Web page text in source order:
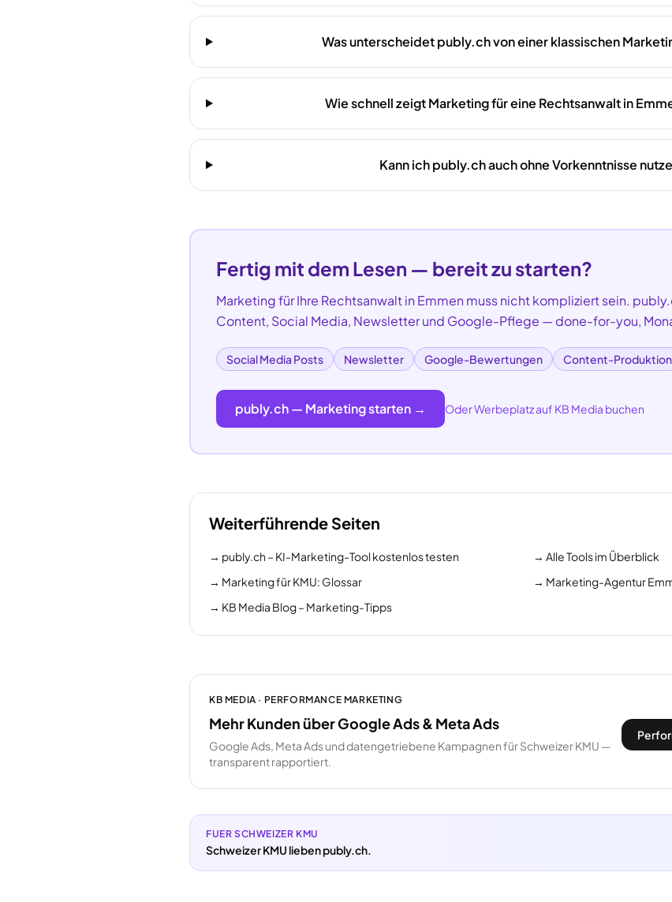
Was unterscheidet publy.ch von einer klassischen
Wie schnell zeigt Marketing für eine Rechtsanwalt in
Kann ich publy.ch auch ohne Vorkenntnisse
Fertig mit dem Lesen — bereit zu starten?
Marketing für Ihre RechtsanwaltinEmmenmuss nicht kompliziert sein.
Content, Social Media, Newsletter und Google-Pflege — done-for-you,
Social Media Posts Newsletter Google-Bewertungen Content-Produktion
publy.ch — Marketing starten → Oder Werbeplatz auf KB Media buchen
Weiterführende Seiten
→ publy.ch – KI-Marketing-Tool kostenlos testen → Alle Tools im Überblick
→ Marketing für KMU: Glossar → Marketing-Agentur
→ KB Media Blog – Marketing-Tipps
KB MEDIA · PERFORMANCE MARKETING
Mehr Kunden über Google Ads & Meta Ads
Google Ads, Meta Ads und datengetriebene Kampagnen für Schweizer KMU —
transparent rapportiert.
FUER SCHWEIZER KMU
Schweizer KMU lieben publy.ch.